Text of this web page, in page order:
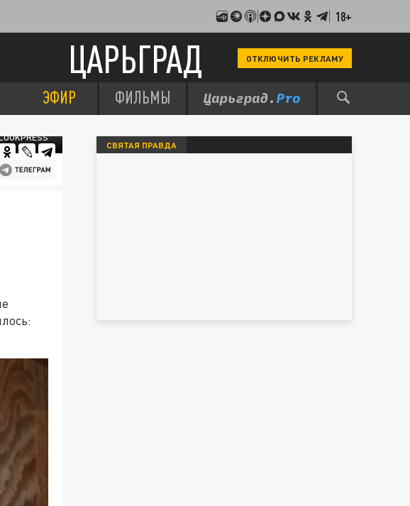
18+
ЦАРЬГРАД ОТКЛЮЧИТЬ РЕКЛАМУ
ЭФИР ФИЛЬМЫ
СВЯТАЯ ПРАВДА